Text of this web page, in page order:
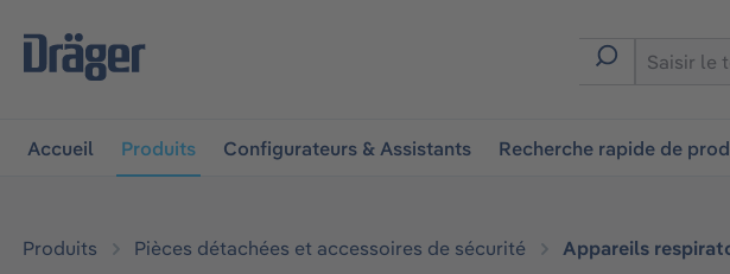
à la navigation principale
Accueil Produits Configurateurs & Assistants Recherche rapide de
Produits Pièces détachées et accessoires de sécurité Appareils